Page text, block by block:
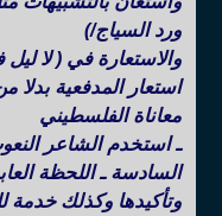
ورد السياج/)
والاستعارة في ( لا ليل
استعار المدفعية بدلا
معاناة الفلسطيني
ـ استخدم الشاعر
السادسة ـ اللحظة
وتأكيدها وكذلك خدمة